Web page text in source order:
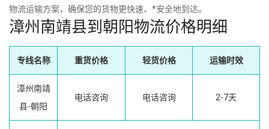
物流运输方案，确保您的货物更快速、*安全地到达。
漳州南靖县到朝阳物流价格明细
专线名称 重货价格 轻货价格 运输时效
漳州南靖
县-朝阳
电话咨询 电话咨询 2-7天